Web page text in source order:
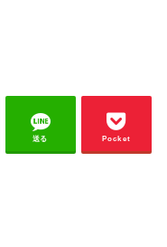
送る Pocket